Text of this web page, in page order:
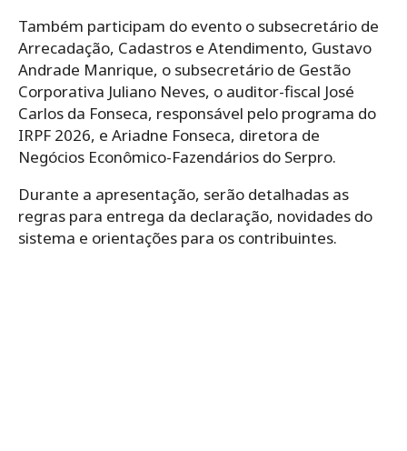
Também participam do evento o subsecretário de
Arrecadação, Cadastros e Atendimento, Gustavo
Andrade Manrique, o subsecretário de Gestão
Corporativa Juliano Neves, o auditor-fiscal José
Carlos da Fonseca, responsável pelo programa do
IRPF 2026, e Ariadne Fonseca, diretora de
Negócios Econômico-Fazendários do Serpro.
Durante a apresentação, serão detalhadas as
regras para entrega da declaração, novidades do
sistema e orientações para os contribuintes.